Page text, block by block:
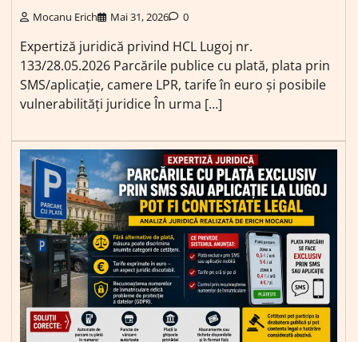
Mocanu Erich Mai 31, 2026 0
Expertiză juridică privind HCL Lugoj nr.
133/28.05.2026 Parcările publice cu plată, plata prin
SMS/aplicație, camere LPR, tarife în euro și posibile
vulnerabilități juridice În urma […]